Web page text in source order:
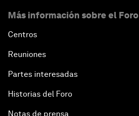
Más información sobre el Foro
Centros
Reuniones
Partes interesadas
Historias del Foro
Notas de prensa